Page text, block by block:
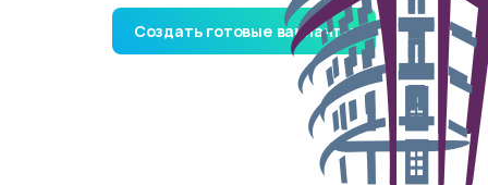
Создать готовые варианты